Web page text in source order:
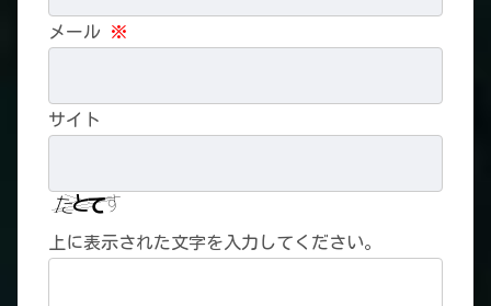
メール ※
サイト
上に表示された文字を入力してください。